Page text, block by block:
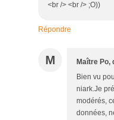
<br /> <br /> ;O))
Répondre
M Maître Po,
Bien vu
niark.Je
modérés,
données,